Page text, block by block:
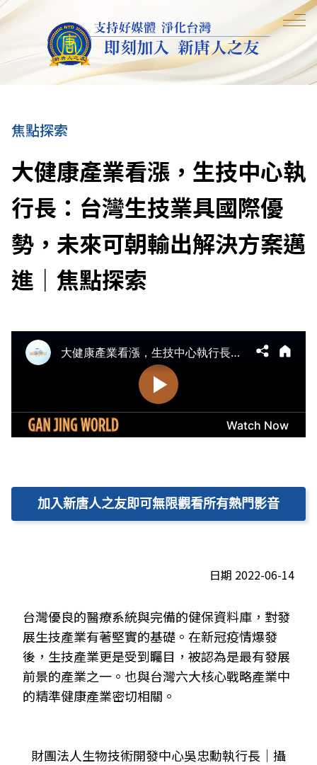
焦點探索
大健康產業看漲，生技中心執
行長：台灣生技業具國際優
勢，未來可朝輸出解決方案邁
進｜焦點探索
加入新唐人之友即可無限觀看所有熱門影音
日期 2022-06-14
台灣優良的醫療系統與完備的健保資料庫，對發
展生技產業有著堅實的基礎。在新冠疫情爆發
後，生技產業更是受到矚目，被認為是最有發展
前景的產業之一。也與台灣六大核心戰略產業中
的精準健康產業密切相關。
財團法人生物技術開發中心吳忠勳執行長｜攝